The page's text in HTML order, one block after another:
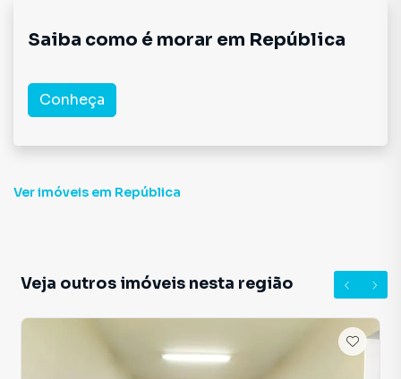
Saiba como é morar em República
Conheça
Ver imóveis em República
Veja outros imóveis nesta região